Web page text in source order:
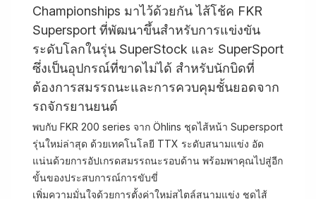
Championships มาไว้ด้วยกัน ไส้โช้ค FKR
Supersport ที่พัฒนาขึ้นสำหรับการแข่งขัน
ระดับโลกในรุ่น SuperStock และ SuperSport
ซึ่งเป็นอุปกรณ์ที่ขาดไม่ได้ สำหรับนักบิดที่
ต้องการสมรรถนะและการควบคุมชั้นยอดจาก
รถจักรยานยนต์
พบกับ FKR 200 series จาก Öhlins ชุดไส้หน้า Supersport
รุ่นใหม่ล่าสุด ด้วยเทคโนโลยี TTX ระดับสนามแข่ง อัด
แน่นด้วยการอัปเกรดสมรรถนะรอบด้าน พร้อมพาคุณไปสู่อีก
ขั้นของประสบการณ์การขับขี่
เพิ่มความมั่นใจด้วยการตั้งค่าใหม่สไตล์สนามแข่ง ชุดไส้